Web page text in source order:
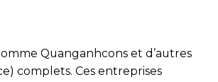
Quanganhcons et d’autres
complets. Ces entreprises